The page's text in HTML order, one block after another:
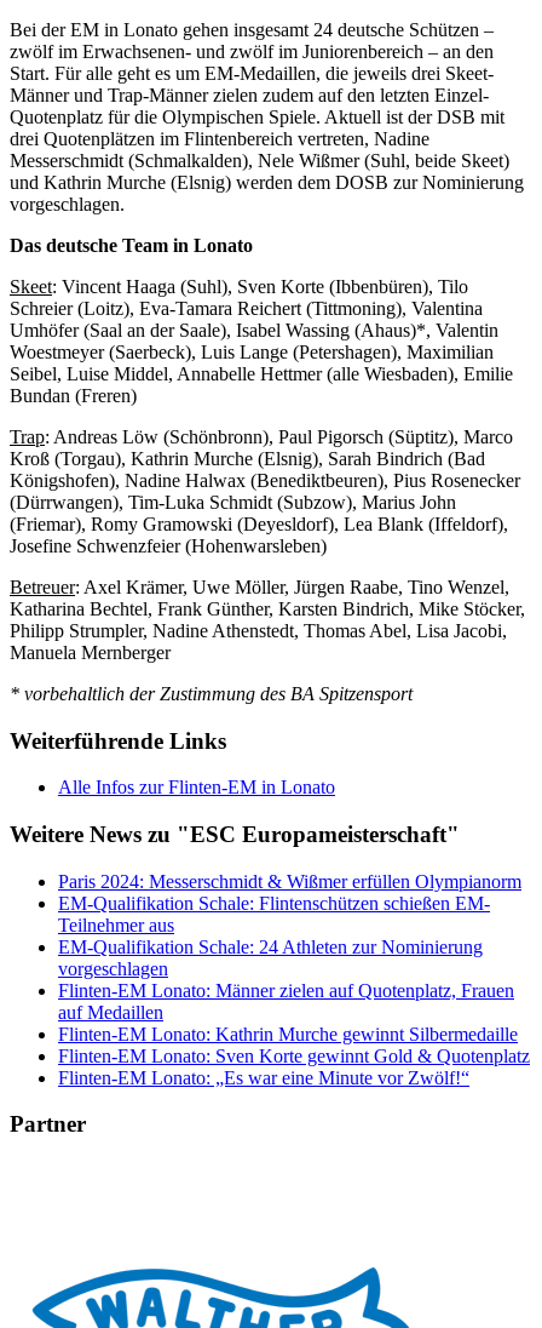
Bei der EM in Lonato gehen insgesamt 24 deutsche Schützen –
zwölf im Erwachsenen- und zwölf im Juniorenbereich – an den
Start. Für alle geht es um EM-Medaillen, die jeweils drei Skeet-
Männer und Trap-Männer zielen zudem auf den letzten Einzel-
Quotenplatz für die Olympischen Spiele. Aktuell ist der DSB mit
drei Quotenplätzen im Flintenbereich vertreten, Nadine
Messerschmidt (Schmalkalden), Nele Wißmer (Suhl, beide Skeet)
und Kathrin Murche (Elsnig) werden dem DOSB zur Nominierung
vorgeschlagen.
Das deutsche Team in Lonato
Skeet: Vincent Haaga (Suhl), Sven Korte (Ibbenbüren), Tilo
Schreier (Loitz), Eva-Tamara Reichert (Tittmoning), Valentina
Umhöfer (Saal an der Saale), Isabel Wassing (Ahaus)*, Valentin
Woestmeyer (Saerbeck), Luis Lange (Petershagen), Maximilian
Seibel, Luise Middel, Annabelle Hettmer (alle Wiesbaden), Emilie
Bundan (Freren)
Trap: Andreas Löw (Schönbronn), Paul Pigorsch (Süptitz), Marco
Kroß (Torgau), Kathrin Murche (Elsnig), Sarah Bindrich (Bad
Königshofen), Nadine Halwax (Benediktbeuren), Pius Rosenecker
(Dürrwangen), Tim-Luka Schmidt (Subzow), Marius John
(Friemar), Romy Gramowski (Deyesldorf), Lea Blank (Iffeldorf),
Josefine Schwenzfeier (Hohenwarsleben)
Betreuer: Axel Krämer, Uwe Möller, Jürgen Raabe, Tino Wenzel,
Katharina Bechtel, Frank Günther, Karsten Bindrich, Mike Stöcker,
Philipp Strumpler, Nadine Athenstedt, Thomas Abel, Lisa Jacobi,
Manuela Mernberger
* vorbehaltlich der Zustimmung des BA Spitzensport
Weiterführende Links
Alle Infos zur Flinten-EM in Lonato
Weitere News zu "ESC Europameisterschaft"
Paris 2024: Messerschmidt & Wißmer erfüllen Olympianorm
EM-Qualifikation Schale: Flintenschützen schießen EM-
Teilnehmer aus
EM-Qualifikation Schale: 24 Athleten zur Nominierung
vorgeschlagen
Flinten-EM Lonato: Männer zielen auf Quotenplatz, Frauen
auf Medaillen
Flinten-EM Lonato: Kathrin Murche gewinnt Silbermedaille
Flinten-EM Lonato: Sven Korte gewinnt Gold & Quotenplatz
Flinten-EM Lonato: „Es war eine Minute vor Zwölf!“
Partner